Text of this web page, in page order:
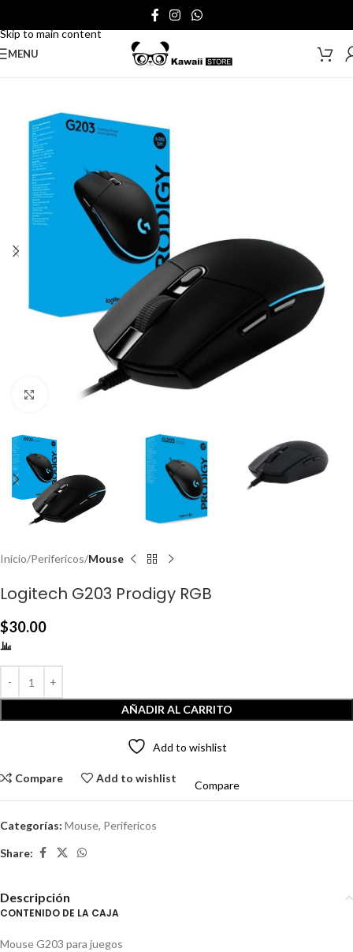
Skip to main content
MENU
Click to enlarge
Inicio Perifericos Mouse
Logitech G203 Prodigy RGB
$30.00
AÑADIR AL CARRITO
Add to wishlist
Compare Add to wishlist
Compare
Categorías: Mouse, Perifericos
Share:
Descripción
CONTENIDO DE LA CAJA
Mouse G203 para juegos